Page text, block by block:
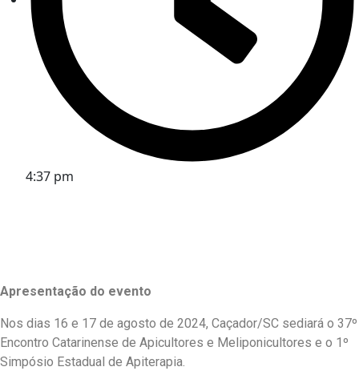
4:37 pm
Apresentação do evento
Nos dias 16 e 17 de agosto de 2024, Caçador/SC sediará o 37º
Encontro Catarinense de Apicultores e Meliponicultores e o 1º
Simpósio Estadual de Apiterapia.